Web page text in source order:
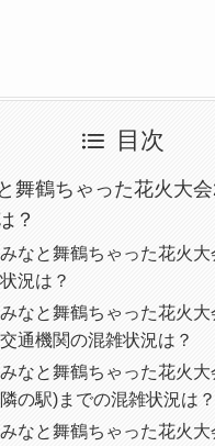
目次
舞鶴ちゃった花火大
？
みなと舞鶴ちゃった花火
状況は？
みなと舞鶴ちゃった花火
交通機関の混雑状況は？
みなと舞鶴ちゃった花火
隣の駅)までの混雑状況は？
みなと舞鶴ちゃった花火